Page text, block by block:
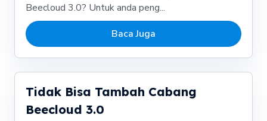
Beecloud 3.0? Untuk anda peng...
Baca Juga
Tidak Bisa Tambah Cabang
Beecloud 3.0